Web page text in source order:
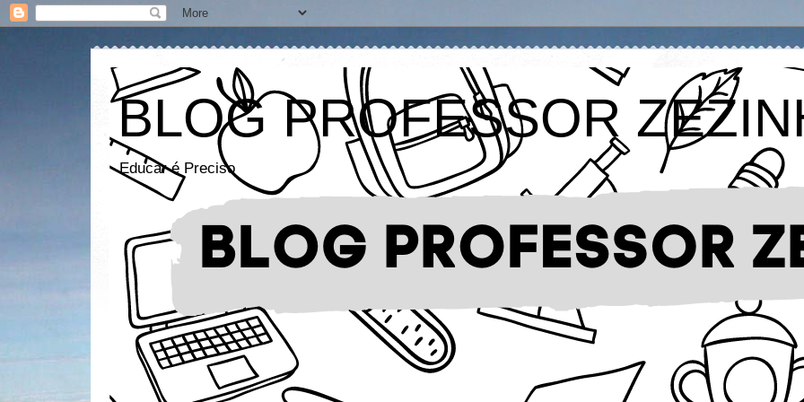
BLOG PROFESSOR
Educar é Preciso